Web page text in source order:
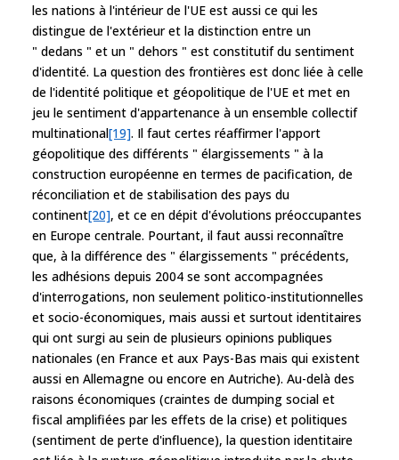
les nations à l'intérieur de l'UE est aussi ce qui les
distingue de l'extérieur et la distinction entre un
" dedans " et un " dehors " est constitutif du sentiment
d'identité. La question des frontières est donc liée à celle
de l'identité politique et géopolitique de l'UE et met en
jeu le sentiment d'appartenance à un ensemble collectif
multinational[19]. Il faut certes réaffirmer l'apport
géopolitique des différents " élargissements " à la
construction européenne en termes de pacification, de
réconciliation et de stabilisation des pays du
continent[20], et ce en dépit d'évolutions préoccupantes
en Europe centrale. Pourtant, il faut aussi reconnaître
que, à la différence des " élargissements " précédents,
les adhésions depuis 2004 se sont accompagnées
d'interrogations, non seulement politico-institutionnelles
et socio-économiques, mais aussi et surtout identitaires
qui ont surgi au sein de plusieurs opinions publiques
nationales (en France et aux Pays-Bas mais qui existent
aussi en Allemagne ou encore en Autriche). Au-delà des
raisons économiques (craintes de dumping social et
fiscal amplifiées par les effets de la crise) et politiques
(sentiment de perte d'influence), la question identitaire